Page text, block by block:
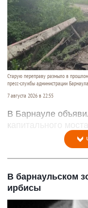
Старую переправу размыло в
пресс-службы администрации Барнаула
7 августа 2026 в 22:55
В Барнауле
капитального
В барнаульском
ирбисы